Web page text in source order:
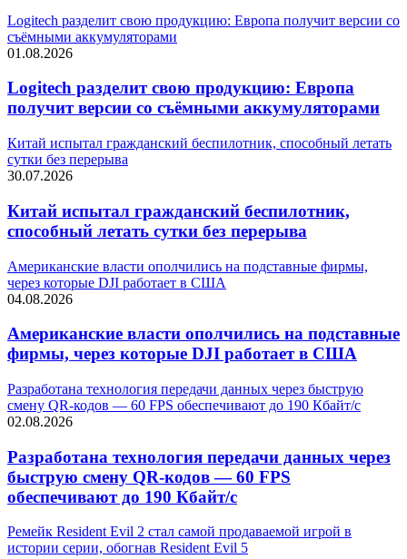
Logitech разделит свою продукцию: Европа получит версии со
съёмными аккумуляторами
01.08.2026
Logitech разделит свою продукцию: Европа
получит версии со съёмными аккумуляторами
Китай испытал гражданский беспилотник, способный летать
сутки без перерыва
30.07.2026
Китай испытал гражданский беспилотник,
способный летать сутки без перерыва
Американские власти ополчились на подставные фирмы,
через которые DJI работает в США
04.08.2026
Американские власти ополчились на подставные
фирмы, через которые DJI работает в США
Разработана технология передачи данных через быструю
смену QR-кодов — 60 FPS обеспечивают до 190 Кбайт/с
02.08.2026
Разработана технология передачи данных через
быструю смену QR-кодов — 60 FPS
обеспечивают до 190 Кбайт/с
Ремейк Resident Evil 2 стал самой продаваемой игрой в
истории серии, обогнав Resident Evil 5